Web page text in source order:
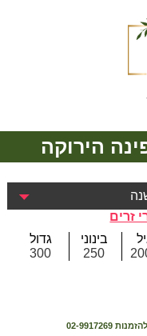
זרים
בינוני
250
גדול
300
להזמנות 02-9917269